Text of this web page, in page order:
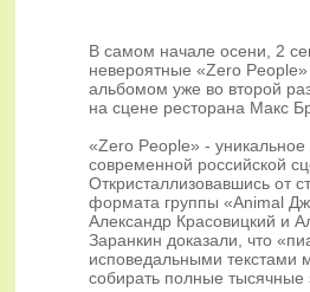
В самом начале осени, 2
невероятные «Zero
альбомом уже во второй
на сцене ресторана Макс
«Zero People» -
современной российской
Откристаллизовавшись от
формата группы «Animal
Александр Красовицкий и
Заранкин доказали, что
исповедальными текстами
собирать полные тысячные